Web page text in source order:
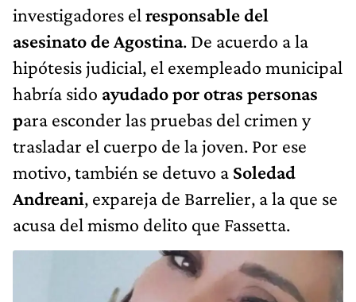
investigadores el responsable del
asesinato de Agostina. De acuerdo a la
hipótesis judicial, el exempleado municipal
habría sido ayudado por otras personas
para esconder las pruebas del crimen y
trasladar el cuerpo de la joven. Por ese
motivo, también se detuvo a Soledad
Andreani, expareja de Barrelier, a la que se
acusa del mismo delito que Fassetta.